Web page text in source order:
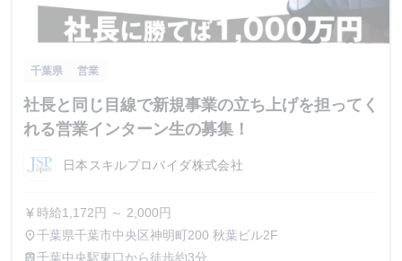
千葉県 営業
社長と同じ目線で新規事業の立ち上げを担ってく
れる営業インターン生の募集！
日本スキルプロバイダ株式会社
currency_yen 時給1,172円 ～ 2,000円
place千葉県千葉市中央区神明町200 秋葉ビル2F
train千葉中央駅東口から徒歩約3分